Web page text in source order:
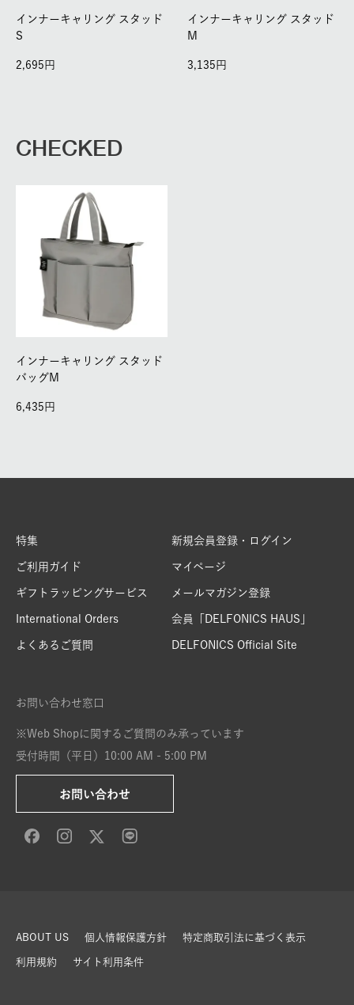
インナーキャリング スタッド
S
2,695
インナーキャリング スタッド
M
3,135
CHECKED
インナーキャリング スタッド
バッグM
6,435
特集
ご利用ガイド
ギフトラッピングサービス
International Orders
よくあるご質問
新規会員登録・ログイン
マイページ
メールマガジン登録
会員「DELFONICS HAUS」
DELFONICS Official Site
お問い合わせ窓口
※Web Shopに関するご質問のみ承っています
受付時間（平日）10:00 AM - 5:00 PM
お問い合わせ
ABOUT US 個人情報保護方針 特定商取引法に基づく表示
利用規約 サイト利用条件